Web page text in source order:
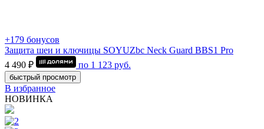
+179 бонусов
Защита шеи и ключицы SOYUZbc Neck Guard BBS1 Pro
4 490 ₽
по 1 123 руб.
быстрый просмотр
В избранное
НОВИНКА